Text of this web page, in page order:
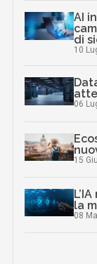
AI
di
10
06
15
la
08